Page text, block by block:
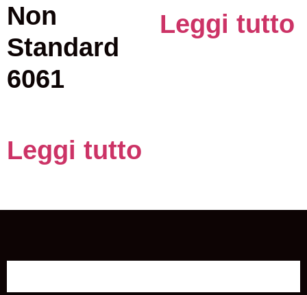
Non
Standard
6061
Leggi tutto
Leggi tutto